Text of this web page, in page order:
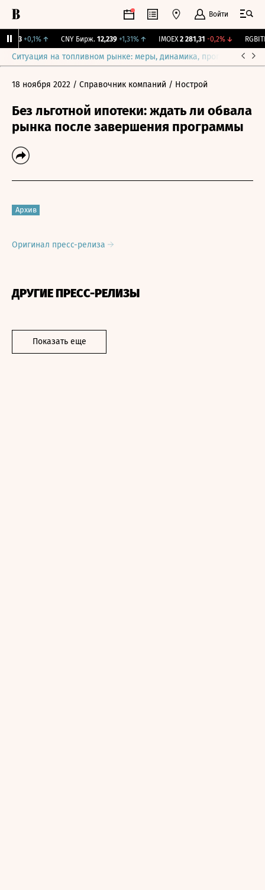
Войти
+0,1% ↑ CNY Бирж. 12,239 +1,31% ↑ IMOEX 2 281,31 -0,2%↓ RGBITR
Ситуация на топливном рынке: меры, динамика, прогнозы
18 ноября 2022 / Справочник компаний / Нострой
Без льготной ипотеки: ждать ли обвала
рынка после завершения программы
Архив
Оригинал пресс-релиза
ДРУГИЕ ПРЕСС-РЕЛИЗЫ
Показать еще